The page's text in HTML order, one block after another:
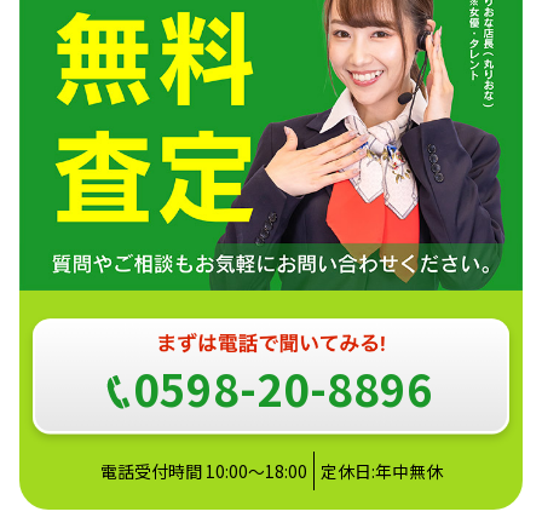
0598-20-8896
電話受付時間 10:00～18:00 定休日:年中無休